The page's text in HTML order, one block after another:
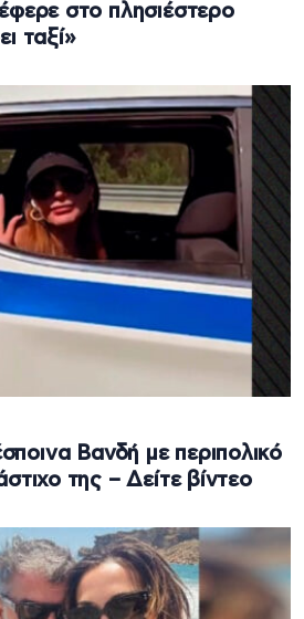
στο πλησιέστερο
ταξί»
Βανδή με περιπολικό
της – Δείτε βίντεο